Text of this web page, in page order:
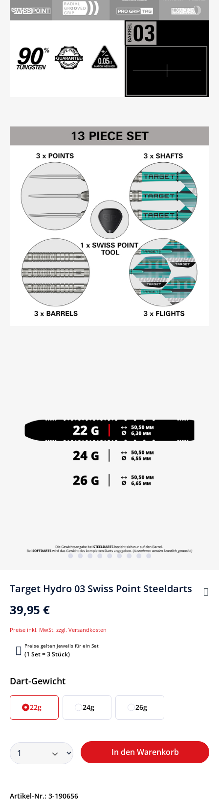
Target Hydro 03 Swiss Point Steeldarts
39,95 €
Preise inkl. MwSt. zzgl. Versandkosten
Preise gelten jeweils für ein Set
(1 Set = 3 Stück)
Dart-GewichtAuswählen
22g 24g 26g
In den Warenkorb
Artikel-Nr.: 3-190656